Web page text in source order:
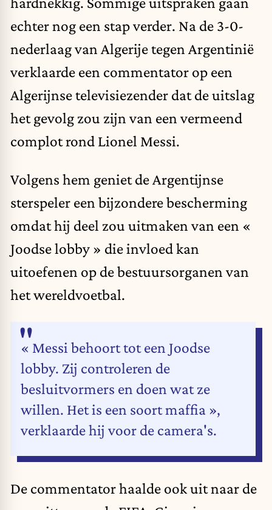
echter nog een stap verder. Na de 3-0-
nederlaag van Algerije tegen Argentinië
verklaarde een commentator op een
Algerijnse televisiezender dat de uitslag
het gevolg zou zijn van een vermeend
complot rond Lionel Messi.
Volgens hem geniet de Argentijnse
sterspeler een bijzondere bescherming
omdat hij deel zou uitmaken van een «
Joodse lobby » die invloed kan
uitoefenen op de bestuursorganen van
het wereldvoetbal.
« Messi behoort tot een Joodse
lobby. Zij controleren de
besluitvormers en doen wat ze
willen. Het is een soort maffia »,
verklaarde hij voor de camera's.
De commentator haalde ook uit naar de